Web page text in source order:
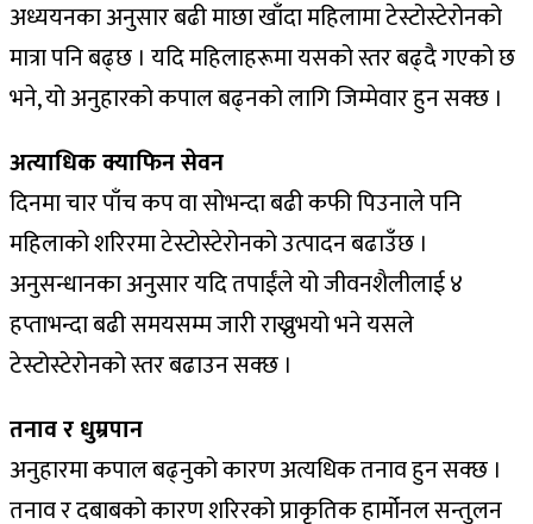
अध्ययनका अनुसार बढी माछा खाँदा महिलामा टेस्टोस्टेरोनको
मात्रा पनि बढ्छ । यदि महिलाहरूमा यसको स्तर बढ्दै गएको छ
भने, यो अनुहारको कपाल बढ्नको लागि जिम्मेवार हुन सक्छ ।
अत्याधिक क्याफिन सेवन
दिनमा चार पाँच कप वा सोभन्दा बढी कफी पिउनाले पनि
महिलाको शरिरमा टेस्टोस्टेरोनको उत्पादन बढाउँछ ।
अनुसन्धानका अनुसार यदि तपाईंले यो जीवनशैलीलाई ४
हप्ताभन्दा बढी समयसम्म जारी राख्नुभयो भने यसले
टेस्टोस्टेरोनको स्तर बढाउन सक्छ ।
तनाव र धुम्रपान
अनुहारमा कपाल बढ्नुको कारण अत्यधिक तनाव हुन सक्छ ।
तनाव र दबाबको कारण शरिरको प्राकृतिक हार्मोनल सन्तुलन